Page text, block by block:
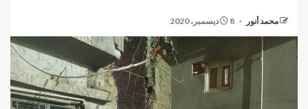
محمد أنور 8 ديسمبر، 2020